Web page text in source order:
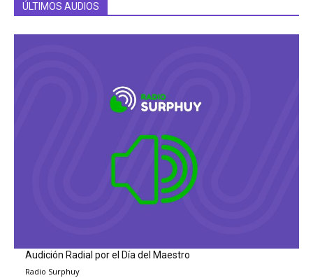
ÚLTIMOS AUDIOS
Audición Radial por el Día del Maestro
Radio Surphuy